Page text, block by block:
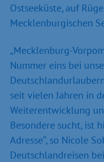
Ostseeküste, auf
Mecklenburgischen
„Mecklenburg-
Nummer eins bei
seit vielen Jahren in
Weiterentwicklung
Besondere sucht, ist
Adresse“, so Nicole
Deutschlandreisen